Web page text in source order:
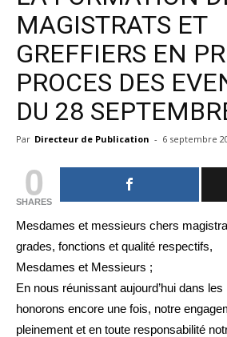
MAGISTRATS ET
GREFFIERS EN
PROCES DES
DU 28
Par Directeur de Publication - 6 septembre
0
SHARES
Mesdames et messieurs chers
grades, fonctions et qualité respectifs,
Mesdames et Messieurs ;
En nous réunissant aujourd’hui dans
honorons encore une fois, notre
pleinement et en toute responsabilité